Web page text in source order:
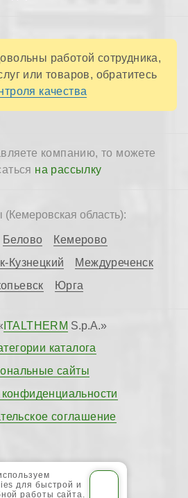
работой сотрудника,
или товаров, обратитесь
качества
компанию, то можете
на рассылку
область):
Белово
Кемерово
Кузнецкий
Междуреченск
Юрга
ITALTHERM S.p.A.»
каталога
сайты
соглашение
для быстрой и
работы сайта.